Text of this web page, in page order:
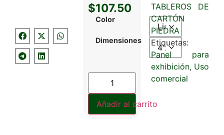
$107.50
Color
Dimensiones
Añadir al carrito
TABLEROS DE
CARTÓN
PIEDRA
Etiquetas:
Panel para
exhibición, Uso
comercial